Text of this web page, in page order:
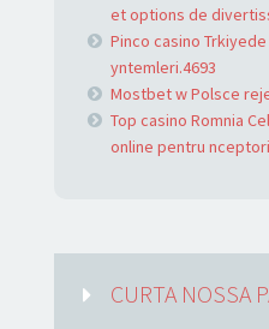
et options de
Pinco casino
yntemleri.4693
Mostbet w Polsce
Top casino Romnia
online pentru
CURTA NOSSA